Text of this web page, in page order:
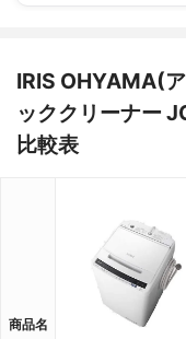
IRIS OHYAMA(
ッククリーナー
比較表
商品名